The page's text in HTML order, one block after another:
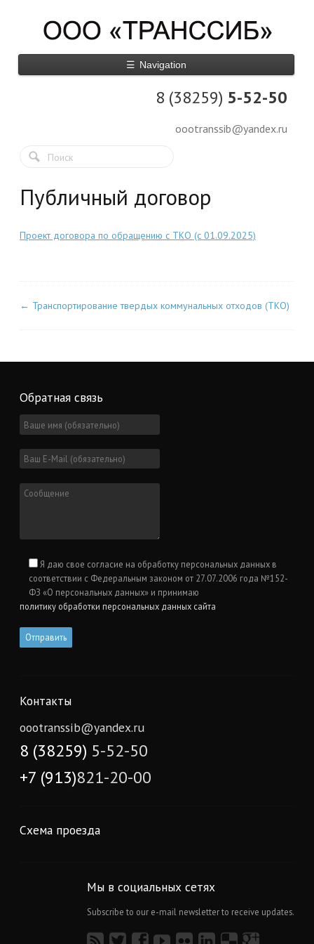
☰ Navigation
8 (38259) 5-52-50
oootranssib@yandex.ru
Публичный договор
Проект договора по обращению с ТКО (с 01.09.2025)
← Транспортирование твердых коммунальных отходов (ТКО)
Обратная связь
Я даю свое согласие на обработку персональных данных в
соответствии с Федеральным законом от 27.07.2006 года №152-
ФЗ «О персональных данных» и принимаю
политику обработки персональных данных сайта
Контакты
oootranssib@yandex.ru
8 (38259) 5-52-50
+7 (913)821-20-00
Схема проезда
Мы в социальных сетях
Subscribe to our e-mail newsletter to receive updates.